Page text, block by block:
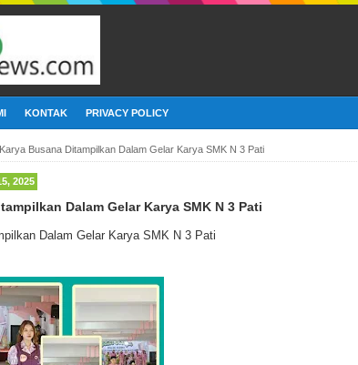
KONTAK PRIVACY POLICY
Busana Ditampilkan Dalam Gelar Karya SMK N 3 Pati
2025
Dalam Gelar Karya SMK N 3 Pati
Dalam Gelar Karya SMK N 3 Pati